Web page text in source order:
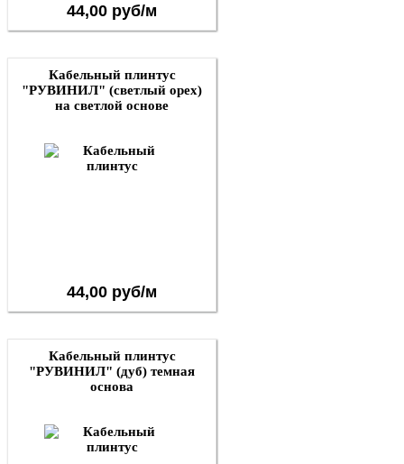
44,00 руб/м
Кабельный плинтус
"РУВИНИЛ" (светлый орех)
на светлой основе
44,00 руб/м
Кабельный плинтус
"РУВИНИЛ" (дуб) темная
основа